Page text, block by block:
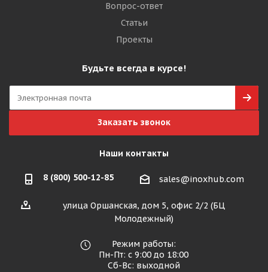
Вопрос-ответ
Статьи
Проекты
Будьте всегда в курсе!
Заказать звонок
Наши контакты
8 (800) 500-12-85 sales@inoxhub.com
улица Оршанская, дом 5, офис 2/2 (БЦ
Молодежный)
Режим работы:
Пн-Пт: с 9:00 до 18:00
Сб-Вс: выходной